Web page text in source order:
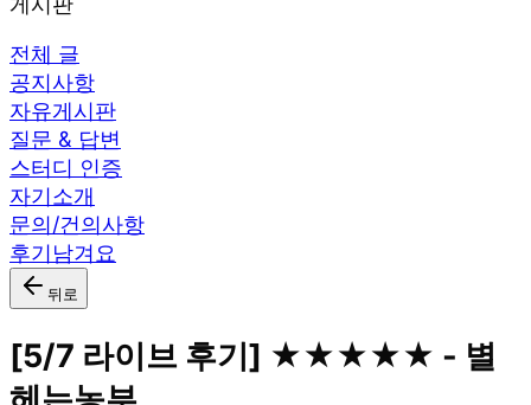
전체 글
공지사항
자유게시판
질문 & 답변
스터디 인증
자기소개
문의/건의사항
후기남겨요
뒤로
[5/7 라이브 후기] ★★★★★ - 별